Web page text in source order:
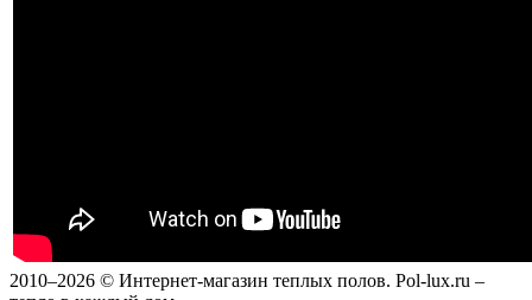
2010–2026 © Интернет-магазин теплых полов. Pol-lux.ru –